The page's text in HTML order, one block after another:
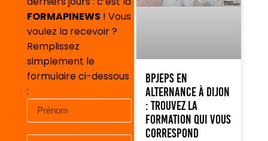
FORMAPINEWS ! Vous
voulez la recevoir ?
Remplissez
simplement le
formulaire ci-dessous
:
BPJEPS en
alternance à Dijon
: trouvez la
formation qui vous
correspond